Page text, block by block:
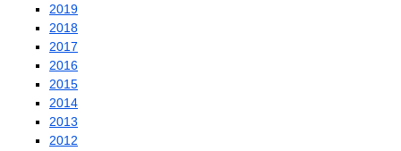
2019
2018
2017
2016
2015
2014
2013
2012